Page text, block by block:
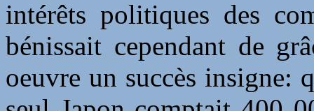
intérêts politiques des
bénissait cependant de
oeuvre un succès insigne: